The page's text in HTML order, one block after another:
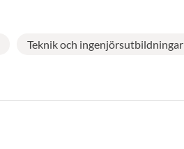
Teknik och ingenjörsutbildningar